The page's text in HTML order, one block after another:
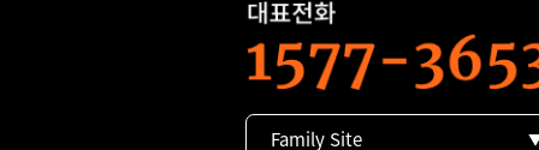
Family Site